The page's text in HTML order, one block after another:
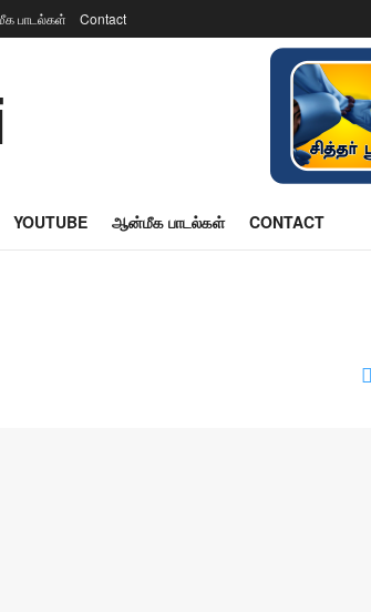
பாடல்கள் Contact
YOUTUBE ஆன்மீக பாடல்கள் CONTACT